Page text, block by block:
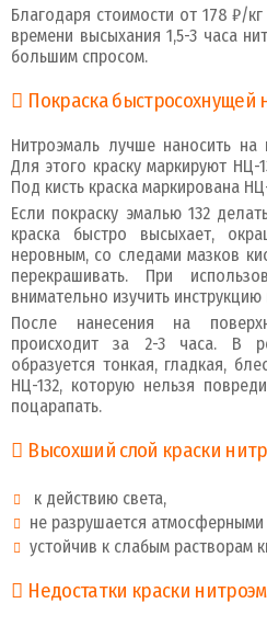
Благодаря стоимости от 178 ₽/
времени высыхания 1,5-3 часа
большим спросом.
Покраска быстросохнущей
Нитроэмаль лучше наносить на
Для этого краску маркируют НЦ-
Под кисть краска маркирована
Если покраску эмалью 132
краска быстро высыхает,
неровным, со следами мазков
перекрашивать. При
внимательно изучить
После нанесения на
происходит за 2-3 часа. В
образуется тонкая, гладкая,
НЦ-132, которую нельзя
поцарапать.
Высохший слой краски
к действию света,
не разрушается
устойчив к слабым растворам
Недостатки краски